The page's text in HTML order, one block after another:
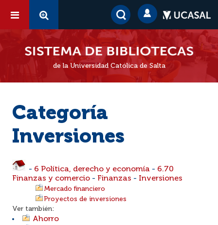
de la Universidad Católica de Salta
Categoría
Inversiones
- 6 Política, derecho y economía - 6.70
Finanzas y comercio - Finanzas - Inversiones
Mercado financiero
Proyectos de inversiones
Ver también:
Ahorro